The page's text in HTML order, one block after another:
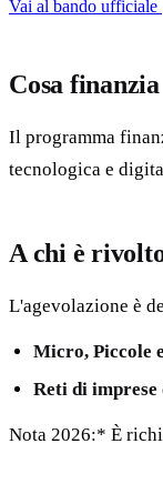
Vai al bando ufficiale
Cosa finanzia
Il programma
tecnologica e
A chi è
L'agevolazione è
Micro, Piccole
Reti di imprese
Nota 2026:* È